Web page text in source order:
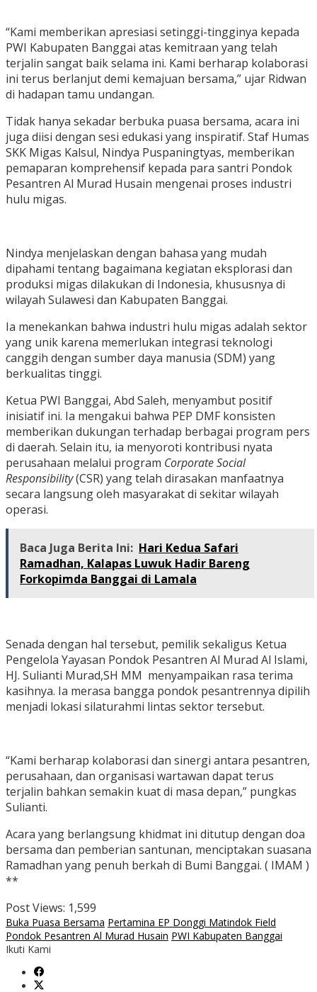
“Kami memberikan apresiasi setinggi-tingginya kepada
PWI Kabupaten Banggai atas kemitraan yang telah
terjalin sangat baik selama ini. Kami berharap kolaborasi
ini terus berlanjut demi kemajuan bersama,” ujar Ridwan
di hadapan tamu undangan.
Tidak hanya sekadar berbuka puasa bersama, acara ini
juga diisi dengan sesi edukasi yang inspiratif. Staf Humas
SKK Migas Kalsul, Nindya Puspaningtyas, memberikan
pemaparan komprehensif kepada para santri Pondok
Pesantren Al Murad Husain mengenai proses industri
hulu migas.
Nindya menjelaskan dengan bahasa yang mudah
dipahami tentang bagaimana kegiatan eksplorasi dan
produksi migas dilakukan di Indonesia, khususnya di
wilayah Sulawesi dan Kabupaten Banggai.
Ia menekankan bahwa industri hulu migas adalah sektor
yang unik karena memerlukan integrasi teknologi
canggih dengan sumber daya manusia (SDM) yang
berkualitas tinggi.
Ketua PWI Banggai, Abd Saleh, menyambut positif
inisiatif ini. Ia mengakui bahwa PEP DMF konsisten
memberikan dukungan terhadap berbagai program pers
di daerah. Selain itu, ia menyoroti kontribusi nyata
perusahaan melalui program Corporate Social
Responsibility(CSR) yang telah dirasakan manfaatnya
secara langsung oleh masyarakat di sekitar wilayah
operasi.
Baca Juga Berita Ini: Hari Kedua Safari
Ramadhan, Kalapas Luwuk Hadir Bareng
Forkopimda Banggai di Lamala
Senada dengan hal tersebut, pemilik sekaligus Ketua
Pengelola Yayasan Pondok Pesantren Al Murad Al Islami,
HJ. Sulianti Murad,SH MM menyampaikan rasa terima
kasihnya. Ia merasa bangga pondok pesantrennya dipilih
menjadi lokasi silaturahmi lintas sektor tersebut.
“Kami berharap kolaborasi dan sinergi antara pesantren,
perusahaan, dan organisasi wartawan dapat terus
terjalin bahkan semakin kuat di masa depan,” pungkas
Sulianti.
Acara yang berlangsung khidmat ini ditutup dengan doa
bersama dan pemberian santunan, menciptakan suasana
Ramadhan yang penuh berkah di Bumi Banggai. ( IMAM )
**
Post Views: 1,599
Buka Puasa Bersama Pertamina EP Donggi Matindok Field
Pondok Pesantren Al Murad Husain PWI Kabupaten Banggai
Ikuti Kami